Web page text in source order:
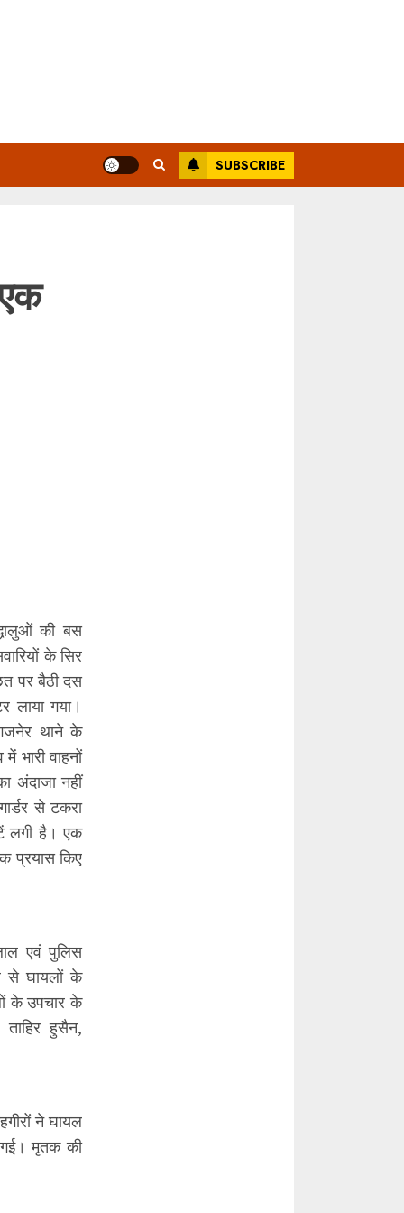
SUBSCRIBE
की बस
के सिर
पर बैठी दस
लाया गया।
थाने के
भारी वाहनों
अंदाजा नहीं
से टकरा
लगी है। एक
प्रयास किए
एवं पुलिस
से घायलों के
के उपचार के
ताहिर हुसैन,
ने घायल
गई। मृतक की